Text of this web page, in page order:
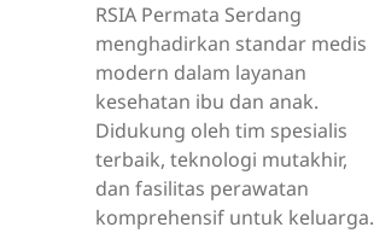
RSIA Permata Serdang
menghadirkan standar medis
modern dalam layanan
kesehatan ibu dan anak.
Didukung oleh tim spesialis
terbaik, teknologi mutakhir,
dan fasilitas perawatan
komprehensif untuk keluarga.